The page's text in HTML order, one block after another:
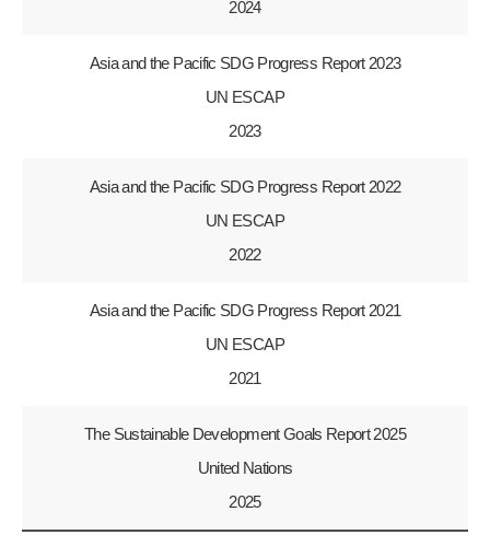
2024
Asia and the Pacific SDG Progress Report 2023
UN ESCAP
2023
Asia and the Pacific SDG Progress Report 2022
UN ESCAP
2022
Asia and the Pacific SDG Progress Report 2021
UN ESCAP
2021
The Sustainable Development Goals Report 2025
United Nations
2025